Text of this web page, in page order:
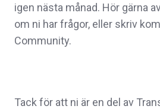
igen nästa månad. Hör gärna
om ni har frågor, eller skriv
Community.
Tack för att ni är en del av